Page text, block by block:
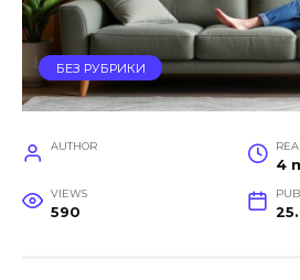
БЕЗ РУБРИКИ
AUTHOR
4
VIEWS
590